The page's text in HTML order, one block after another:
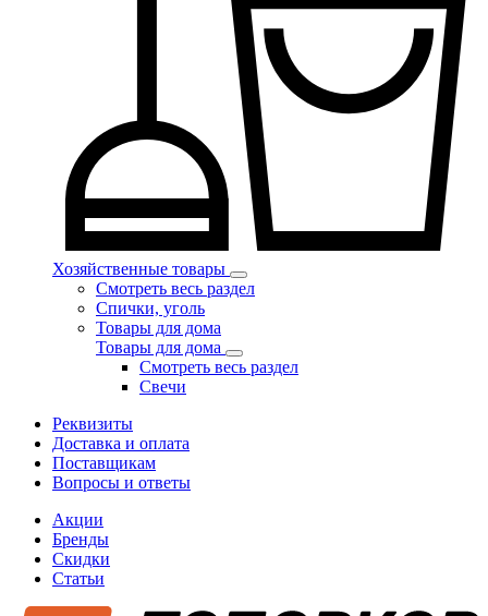
Хозяйственные товары
Смотреть весь раздел
Спички, уголь
Товары для дома
Товары для дома
Смотреть весь раздел
Свечи
Реквизиты
Доставка и оплата
Поставщикам
Вопросы и ответы
Акции
Бренды
Скидки
Статьи